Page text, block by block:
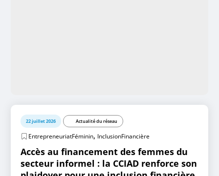
22 juillet 2026 Actualité du réseau
EntrepreneuriatFéminin, InclusionFinancière
Accès au financement des femmes du
secteur informel : la CCIAD renforce son